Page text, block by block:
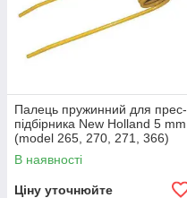
Палець пружинний для прес-
підбірника New Holland 5 mm
(model 265, 270, 271, 366)
В наявності
Ціну уточнюйте